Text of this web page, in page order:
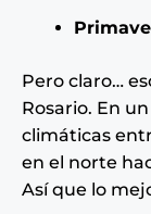
Pero claro…
Rosario. En
climáticas
en el norte
Así que lo